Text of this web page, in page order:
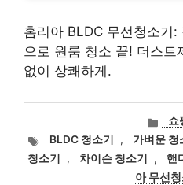
홈리아 BLDC 무선청소기
으로 원룸 청소 끝! 더스트
없이 상쾌하게.
카
테
고
리
쇼
태
그
BLDC 청소기 , 가벼운 청
청소기
, 차이슨 청소기 , 핸
아 무선청